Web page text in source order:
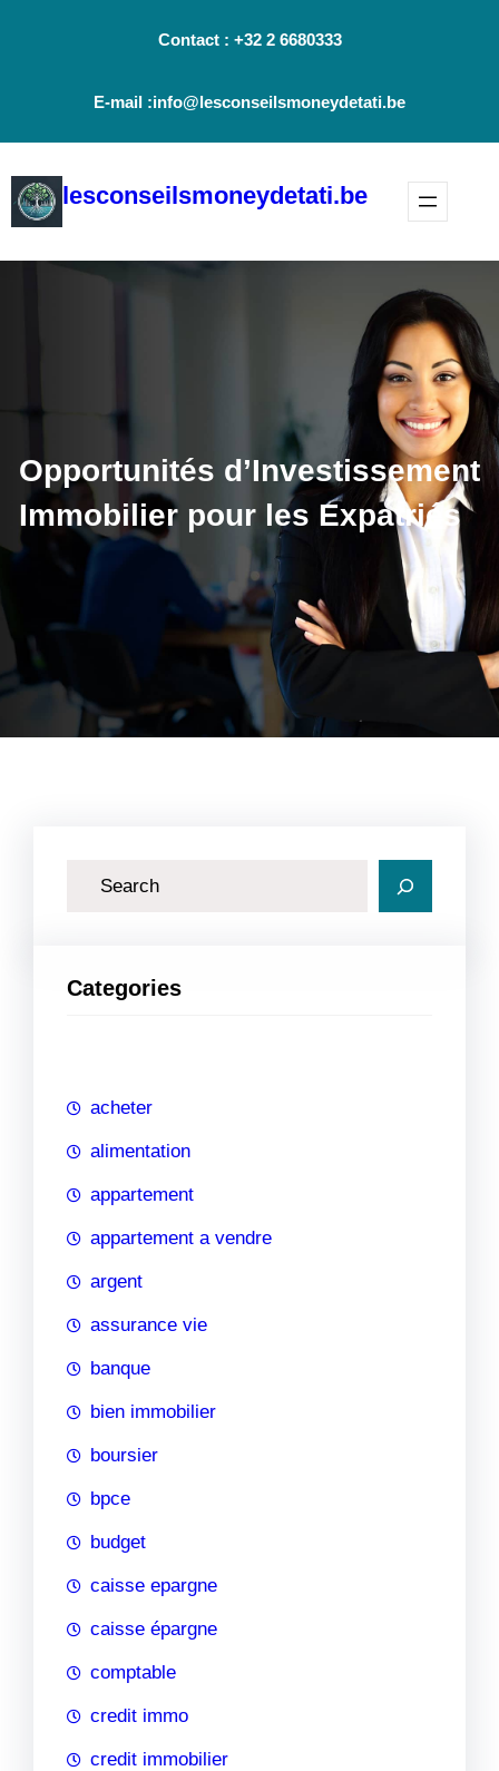
Contact : +32 2 6680333
E-mail :info@lesconseilsmoneydetati.be
lesconseilsmoneydetati.be
Opportunités d’Investissement
Immobilier pour les Expatriés
h
Categories
acheter
alimentation
appartement
appartement a vendre
argent
assurance vie
banque
bien immobilier
boursier
bpce
budget
caisse epargne
caisse épargne
comptable
credit immo
credit immobilier